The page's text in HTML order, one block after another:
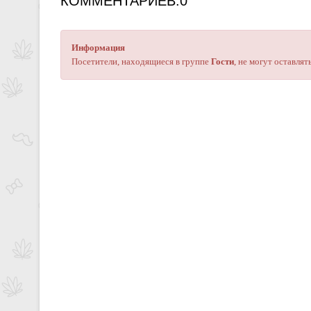
Информация
Посетители, находящиеся в группе Гости, не могут